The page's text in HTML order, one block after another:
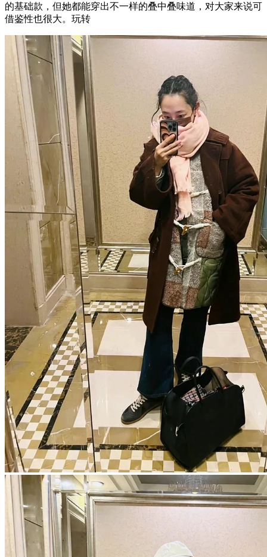
的基础款，但她都能穿出不一样的叠中叠味道，对大家来说可
借鉴性也很大。玩转